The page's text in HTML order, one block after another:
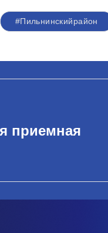
#Пильнинскийрайон
приемная